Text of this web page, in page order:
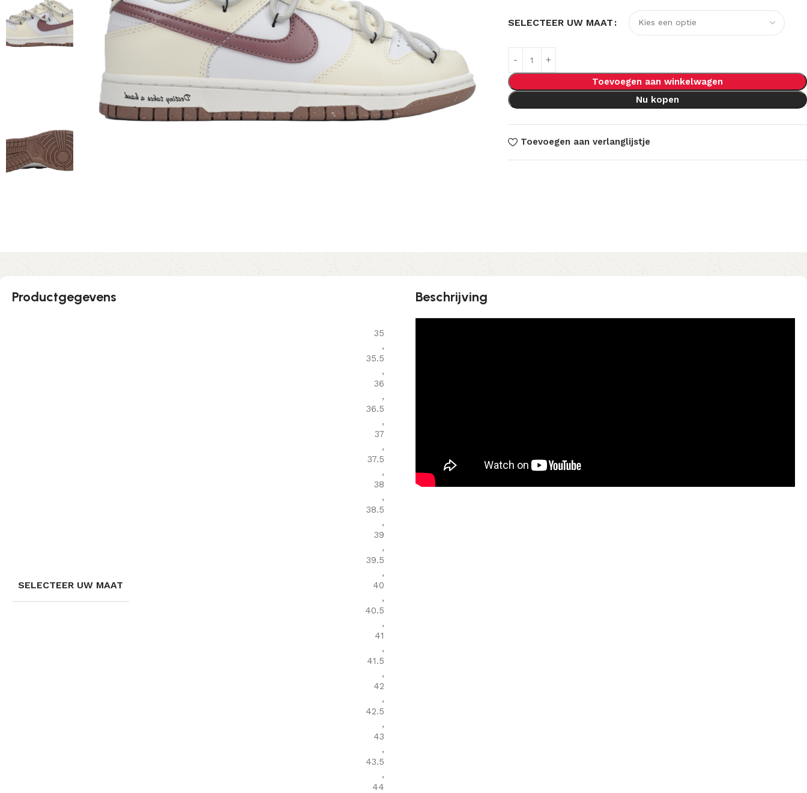
SELECTEER UW MAAT
Toevoegen aan winkelwagen
Nu kopen
Toevoegen aan verlanglijstje
Productgegevens
SELECTEER UW MAAT
35
,
35.5
,
36
,
36.5
,
37
,
37.5
,
38
,
38.5
,
39
,
39.5
,
40
,
40.5
,
41
,
41.5
,
42
,
42.5
,
43
,
43.5
,
44
Beschrijving